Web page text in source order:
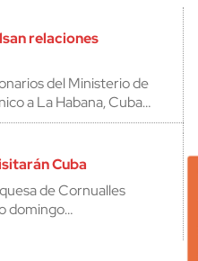
relaciones
del Ministerio de
a La Habana, Cuba…
Cuba
de Cornualles
domingo…